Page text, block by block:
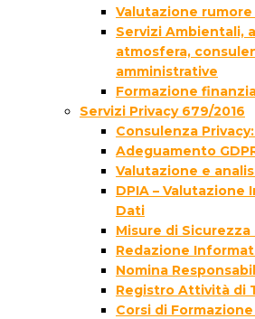
Valutazione
Servizi Ambientali,
atmosfera,
amministrative
Formazione
Servizi Privacy 679/2016
Consulenza
Adeguamento
Valutazione e
DPIA –
Dati
Misure di
Redazione
Nomina
Registro Attività di
Corsi di Formazione